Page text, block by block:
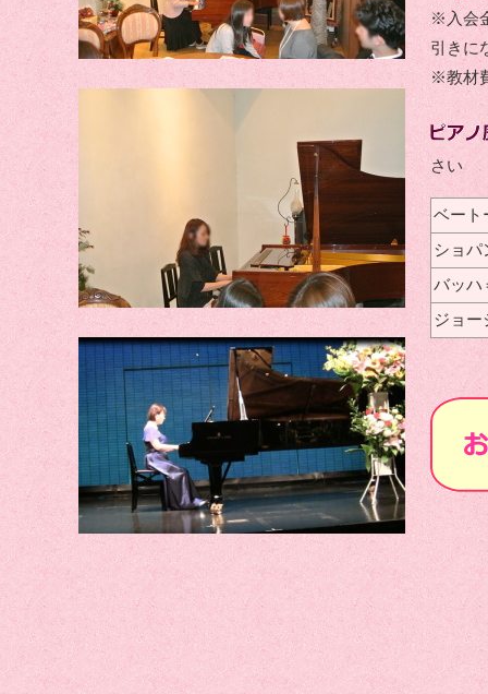
※入会
引きに
※教材
さい
ベー
ショ
バッ
ジョ